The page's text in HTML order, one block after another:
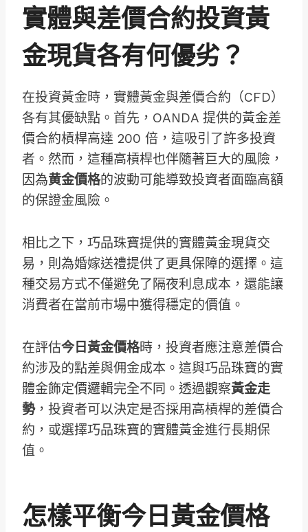
實體與差價合約投資黃
金現貨各有何優劣？
在投資黃金時，實體黃金與差價合約（CFD）
各有其優缺點。首先，OANDA 提供的黃金差
價合約槓桿高達 200 倍，這吸引了許多投資
者。然而，這種高槓桿也伴隨著巨大的風險，
因為黄金價格的波動可能導致投資者面臨高額
的保證金風險。
相比之下，巧品珠寶提供的實體黃金現貨交
易，則為婚嫁送禮提供了更具保障的選擇。這
種交易方式不僅避免了隔夜利息成本，還能讓
消費者在當前市場中獲得穩定的價值。
在評估今日黃金價格時，投資者應注意差價合
約涉及的點差與佣金成本。這與巧品珠寶的實
體金飾定價邏輯完全不同。透過觀察黃金走
勢，投資者可以決定是否採用高槓桿的差價合
約，或選擇巧品珠寶的實體黃金進行長期保
值。
怎樣平衡今日黃金價格